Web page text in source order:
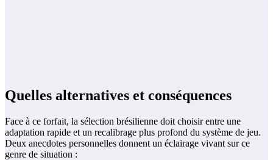
Quelles alternatives et conséquences
Face à ce forfait, la sélection brésilienne doit choisir entre une
adaptation rapide et un recalibrage plus profond du système de jeu.
Deux anecdotes personnelles donnent un éclairage vivant sur ce
genre de situation :